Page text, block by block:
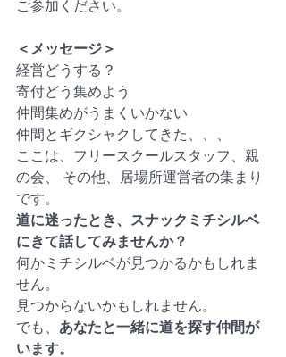
ご参加ください。
＜メッセージ＞
経営どうする？
寄付どう集めよう
仲間集めがうまくいかない
仲間とギクシャクしてきた、、、
ここは、フリースクールスタッフ、親
の会、 その他、居場所運営者の集まり
です。
道に迷ったとき、スナックミチシルベ
にきて話してみませんか？
何かミチシルベが見つかるかもしれま
せん。
見つからないかもしれません。
でも、 あなたと一緒に道を探す仲間が
います。